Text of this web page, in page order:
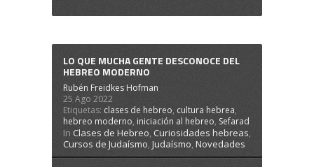
LO QUE MUCHA GENTE DESCONOCE DEL
HEBREO MODERNO
Rubén Freidkes Hofman
25 Ago 2022
Etiquetas: clases de hebreo, cultura hebrea,
hebreo moderno, iniciación al hebreo, Sefarad
In Clases de Hebreo, Curiosidades hebreas,
Cursos de Judaísmo,Judaísmo,Novedades